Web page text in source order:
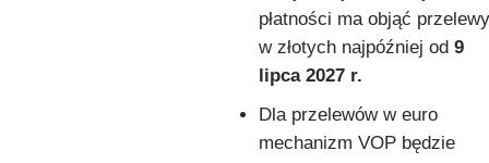
płatności ma objąć przelewy
w złotych najpóźniej od 9
lipca 2027 r.
Dla przelewów w euro
mechanizm VOP będzie